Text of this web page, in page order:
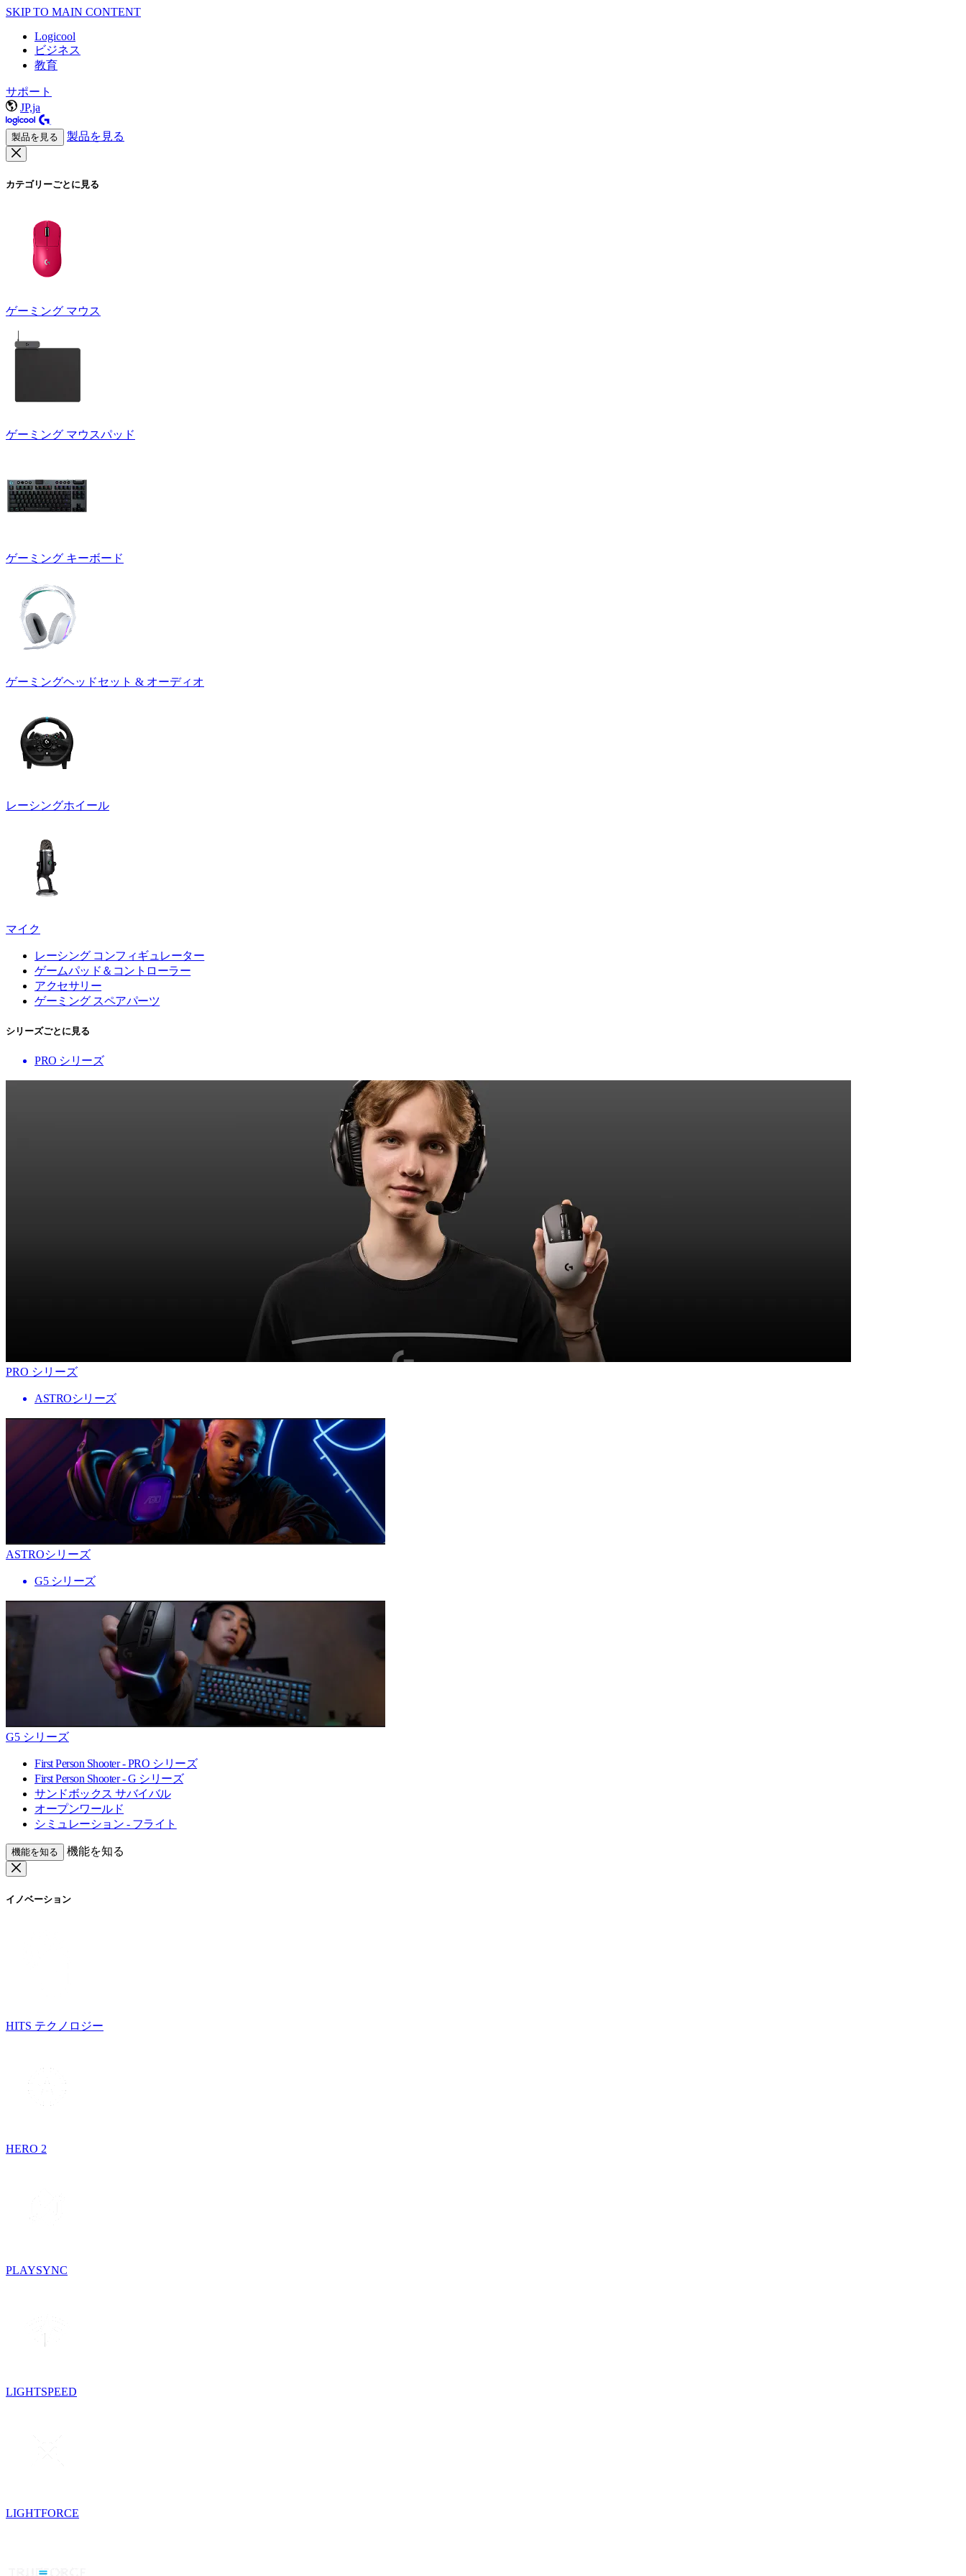
SKIP TO MAIN CONTENT
Logicool
ビジネス
教育
サポート
JP,ja
製品を見る 製品を見る
カテゴリーごとに見る
ゲーミング マウス
ゲーミング マウスパッド
ゲーミング キーボード
ゲーミングヘッドセット & オーディオ
レーシングホイール
マイク
レーシング コンフィギュレーター
ゲームパッド＆コントローラー
アクセサリー
ゲーミング スペアパーツ
シリーズごとに見る
PRO シリーズ
PRO シリーズ
ASTROシリーズ
ASTROシリーズ
G5 シリーズ
G5 シリーズ
First Person Shooter - PRO シリーズ
First Person Shooter - G シリーズ
サンドボックス サバイバル
オープンワールド
シミュレーション - フライト
機能を知る 機能を知る
イノベーション
HITS テクノロジー
HERO 2
PLAYSYNC
LIGHTSPEED
LIGHTFORCE